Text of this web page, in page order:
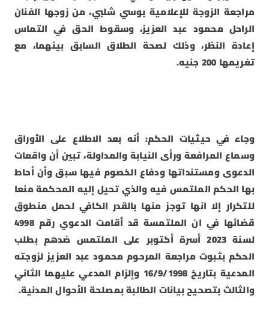
مراجعة الزوجة للإعلامية بوسي شلبي، من زوجها الفنان
الراحل محمود عبد العزيز، وسقوط الحق في التماس
إعادة النظر، وذلك لصحة الطلاق السابق بينهما، مع
تغريمها 200 جنيه.
وجاء في حيثيات الحكم: أنه بعد الاطلاع على الأوراق
وسماع المرافعة ورأى النيابة والمداولة، تبين أن واقعات
الدعوى ومستنداتها ودفاع الخصوم فيها سبق وأن أحاط
بها الحكم الملتمس فيه والذي تحيل إليه المحكمة منعا
للتكرار إلا انها توجز منها بالقدر الكافي لحمل منطوق
قضائها في ان الملتمسة قد أقامت الدعوي رقم 4998
لسنة 2023 أسرة أكتوبر على الملتمس ضدهم بطلب
الحكم بثبوت مراجعة المرحوم محمود عبد العزيز لزوجته
المدعية بتاريخ 16/9/1998 وإلزام المدعي عليهما الثاني
والثالث بتصحيح بيانات الطالبة بمصلحة الأحوال المدنية.